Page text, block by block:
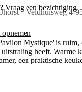
Vraag een bezichtiging
opnemen
– Veldhuisweg 4-
Mystique' is ruim,
heeft. Warme
een praktische